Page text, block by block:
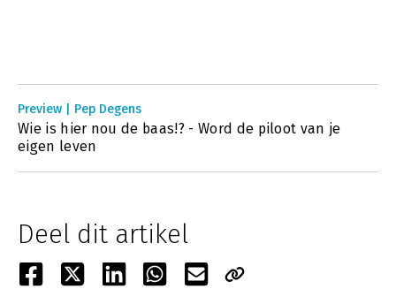
Preview | Pep Degens
Wie is hier nou de baas!? - Word de piloot van je
eigen leven
Deel dit artikel